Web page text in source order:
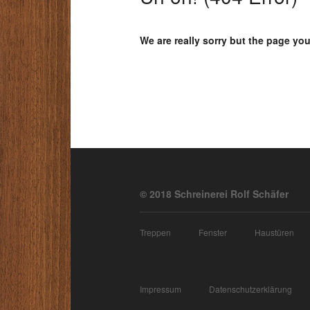
We are really sorry but the page
© 2018 Schreinerei Rolf Schäfer
Treppen Fenster Haustüren
Impressum Datenschutzerklärung